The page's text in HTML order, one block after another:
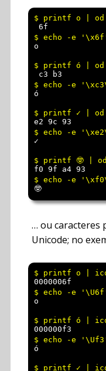
6f
o
c3 b3
ó
e2 9c 93
✓
f0 9f a4 93
🤓
… ou caracteres
Unicode; no
0000006f
o
000000f3
ó